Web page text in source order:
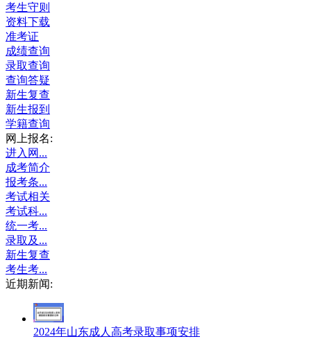
考生守则
资料下载
准考证
成绩查询
录取查询
查询答疑
新生复查
新生报到
学籍查询
网上报名:
进入网...
成考简介
报考条...
考试相关
考试科...
统一考...
录取及...
新生复查
考生考...
近期新闻:
2024年山东成人高考录取事项安排